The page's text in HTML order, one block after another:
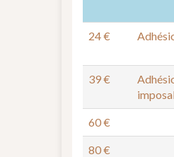
24 €
39 €
60 €
80 €